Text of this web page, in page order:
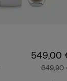
549,00
649,90